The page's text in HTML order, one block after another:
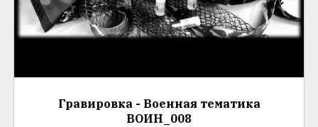
Гравировка - Военная тематика
ВОИН_008